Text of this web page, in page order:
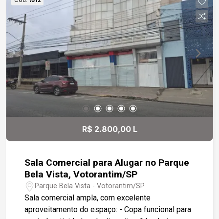
R$ 2.800,00 L
Sala Comercial para Alugar no Parque
Bela Vista, Votorantim/SP
Parque Bela Vista - Votorantim/SP
Sala comercial ampla, com excelente
aproveitamento do espaço: - Copa funcional para